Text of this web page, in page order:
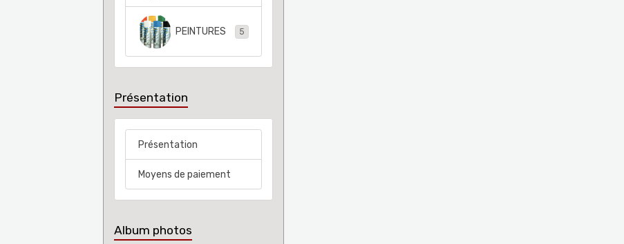
PEINTURES 5
Présentation
Présentation
Moyens de paiement
Album photos